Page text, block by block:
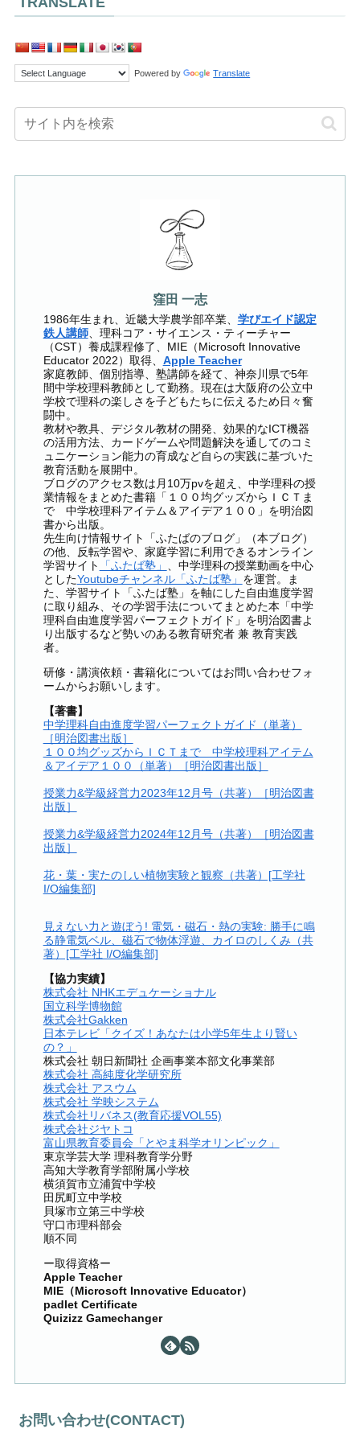
Powered by Translate
窪田 一志
1986年生まれ、近畿大学農学部卒業、 学びエイド認定
鉄人講師、理科コア・サイエンス・ティーチャー
（CST）養成課程修了、MIE（Microsoft Innovative
Educator 2022）取得、 Apple Teacher
家庭教師、個別指導、塾講師を経て、神奈川県で5年
間中学校理科教師として勤務。現在は大阪府の公立中
学校で理科の楽しさを子どもたちに伝えるため日々奮
闘中。
教材や教具、デジタル教材の開発、効果的なICT機器
の活用方法、カードゲームや問題解決を通してのコミ
ュニケーション能力の育成など自らの実践に基づいた
教育活動を展開中。
ブログのアクセス数は月10万pvを超え、中学理科の授
業情報をまとめた書籍「１００均グッズからＩＣＴま
で 中学校理科アイテム＆アイデア１００」を明治図
書から出版。
先生向け情報サイト「ふたばのブログ」（本ブログ）
の他、反転学習や、家庭学習に利用できるオンライン
学習サイト
「ふたば塾」 、中学理科の授業動画を中心
としたYoutubeチャンネル「ふたば塾」 を運営。ま
た、学習サイト「ふたば塾」を軸にした自由進度学習
に取り組み、その学習手法についてまとめた本「中学
理科自由進度学習パーフェクトガイド」を明治図書よ
り出版するなど勢いのある教育研究者 兼 教育実践
者。
研修・講演依頼・書籍化についてはお問い合わせフォ
ームからお願いします。
【著書】
中学理科自由進度学習パーフェクトガイド（単著）
［明治図書出版］
１００均グッズからＩＣＴまで 中学校理科アイテム
＆アイデア１００（単著）［明治図書出版］
授業力&学級経営力2023年12月号（共著）［明治図書
出版］
授業力&学級経営力2024年12月号（共著）［明治図書
出版］
花・葉・実たのしい植物実験と観察（共著）[工学社
I/O編集部]
見えない力と遊ぼう! 電気・磁石・熱の実験: 勝手に鳴
る静電気ベル、磁石で物体浮遊、カイロのしくみ（共
著）[工学社 I/O編集部]
【協力実績】
株式会社 NHKエデュケーショナル
国立科学博物館
株式会社Gakken
日本テレビ「クイズ！あなたは小学5年生より賢い
の？」
株式会社 朝日新聞社 企画事業本部文化事業部
株式会社 高純度化学研究所
株式会社 アスウム
株式会社 学映システム
株式会社リバネス(教育応援VOL55)
株式会社ジヤトコ
富山県教育委員会「とやま科学オリンピック」
東京学芸大学 理科教育学分野
高知大学教育学部附属小学校
横須賀市立浦賀中学校
田尻町立中学校
貝塚市立第三中学校
守口市理科部会
順不同
ー取得資格ー
Apple Teacher
MIE（Microsoft Innovative Educator）
padlet Certificate
Quizizz Gamechanger
お問い合わせ(CONTACT)